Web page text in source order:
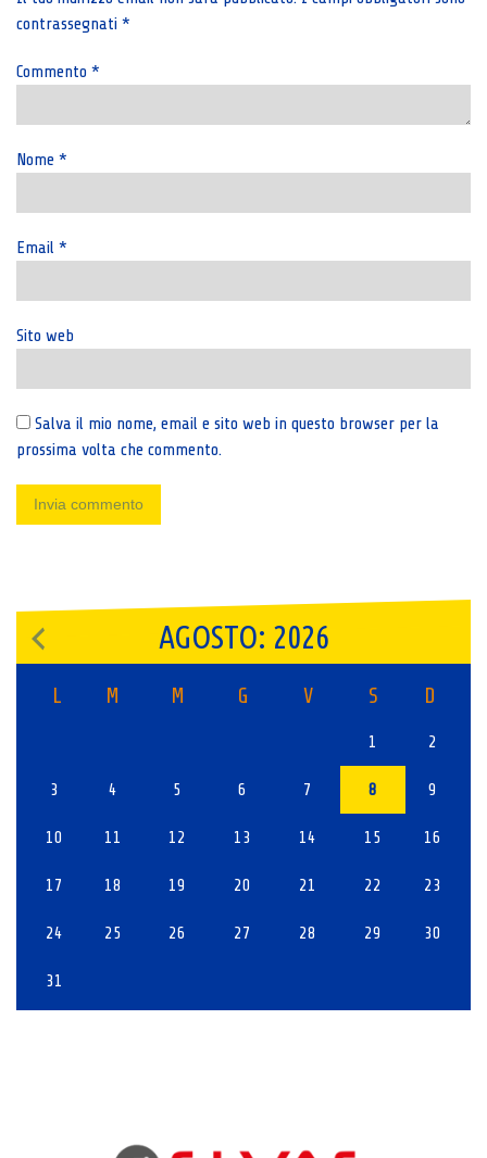
contrassegnati *
Commento *
Nome *
Email *
Sito web
Salva il mio nome, email e sito web in questo browser per la
prossima volta che commento.
AGOSTO: 2026
L M M G V S D
1 2
3 4 5 6 7 8 9
10 11 12 13 14 15 16
17 18 19 20 21 22 23
24 25 26 27 28 29 30
31